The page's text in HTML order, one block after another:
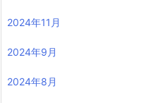
2024年11月
2024年9月
2024年8月